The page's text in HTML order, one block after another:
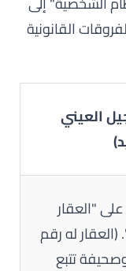
القانونية
العيني
"العقار
له رقم
تتبع